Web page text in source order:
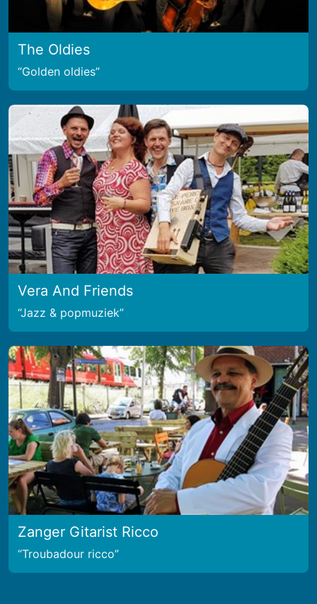
The Oldies
Golden oldies
Vera And Friends
Jazz & popmuziek
Zanger Gitarist Ricco
Troubadour ricco